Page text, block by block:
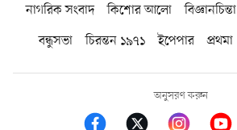
নাগরিক সংবাদ কিশোর আলো বিজ্ঞানচিন্তা
বন্ধুসভা
চিরন্তন ১৯৭১ ইপেপার প্রথমা
অনুসরণ করুন